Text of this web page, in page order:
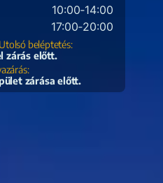
10:00‑14:00
17:00‑20:00
beléptetés:
zárás előtt.
zárása előtt.